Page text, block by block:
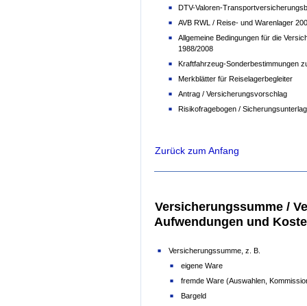
DTV-Valoren-
AVB RWL / Reise- und Warenlager
Allgemeine Bedingungen für die
1988/2008
Kraftfahrzeug-Sonderbestimmungen
Merkblätter für Reiselagerbegleiter
Antrag / Versicherungsvorschlag
Risikofragebogen /
Zurück zum Anfang
Versicherungssumme /
Aufwendungen und
Versicherungssumme, z. B.
eigene Ware
fremde Ware (Auswahlen,
Bargeld